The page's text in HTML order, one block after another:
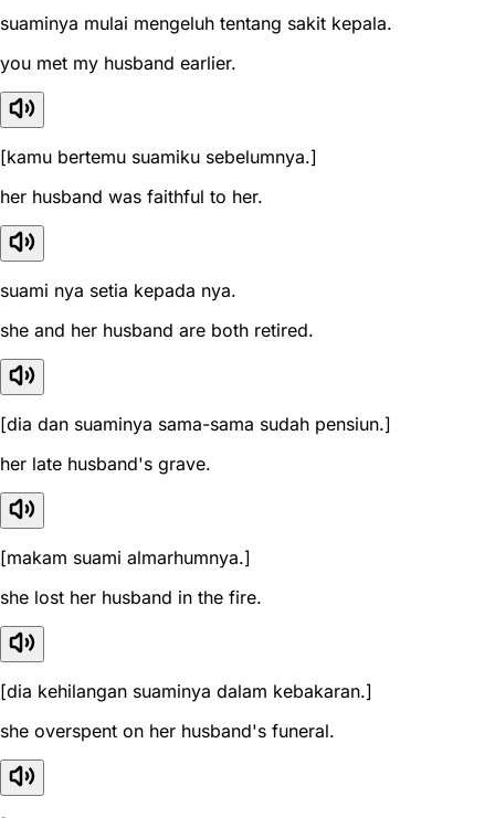
suaminya mulai mengeluh tentang sakit kepala.
you met my husband earlier.
[kamu bertemu suamiku sebelumnya.]
her husband was faithful to her.
suami nya setia kepada nya.
she and her husband are both retired.
[dia dan suaminya sama-sama sudah pensiun.]
her late husband's grave.
[makam suami almarhumnya.]
she lost her husband in the fire.
[dia kehilangan suaminya dalam kebakaran.]
she overspent on her husband's funeral.